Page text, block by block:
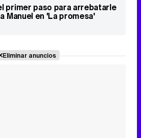
primer paso para arrebatarle
Manuel en 'La promesa'
Eliminar anuncios